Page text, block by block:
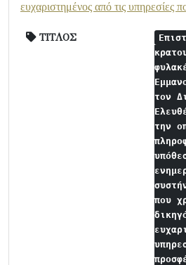
ευχαριστημένος από τις υπηρεσίες
ΤΙΤΛΟΣ
τον
την
που